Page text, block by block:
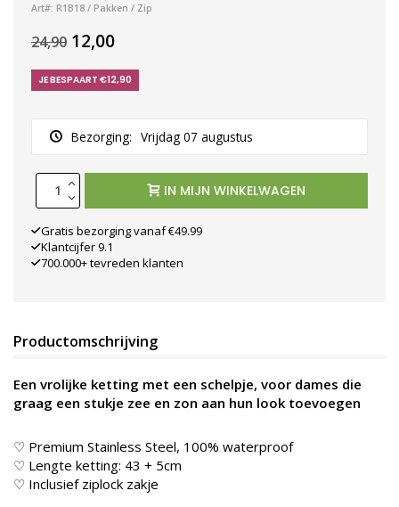
Art#: R1B18 / Pakken / Zip
24,90 12,00
JE BESPAART €12,90
Bezorging: Vrijdag 07 augustus
IN MIJN WINKELWAGEN
Gratis bezorging vanaf €49.99
Klantcijfer 9.1
700.000+ tevreden klanten
Productomschrijving
Een vrolijke ketting met een schelpje, voor dames die
graag een stukje zee en zon aan hun look toevoegen
♡ Premium Stainless Steel, 100% waterproof
♡ Lengte ketting: 43 + 5cm
♡ Inclusief ziplock zakje